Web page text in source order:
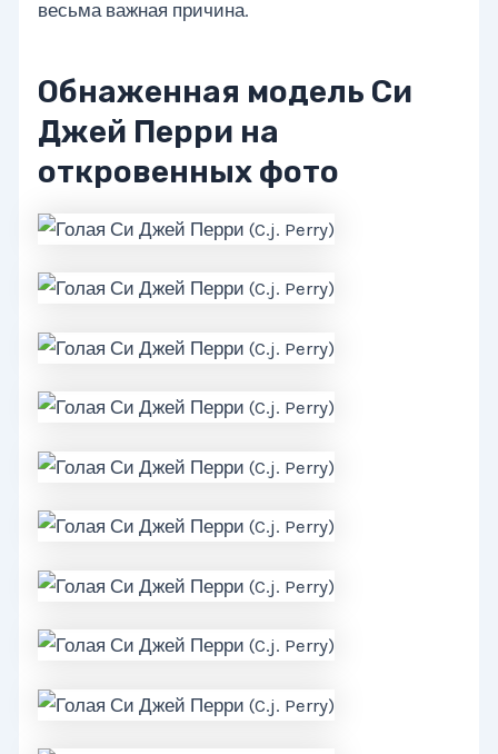
весьма важная причина.
Обнаженная модель Си
Джей Перри на
откровенных фото